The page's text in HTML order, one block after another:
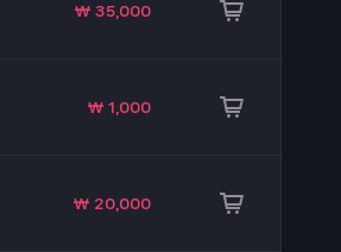
₩ 35,000
₩ 1,000
₩ 20,000